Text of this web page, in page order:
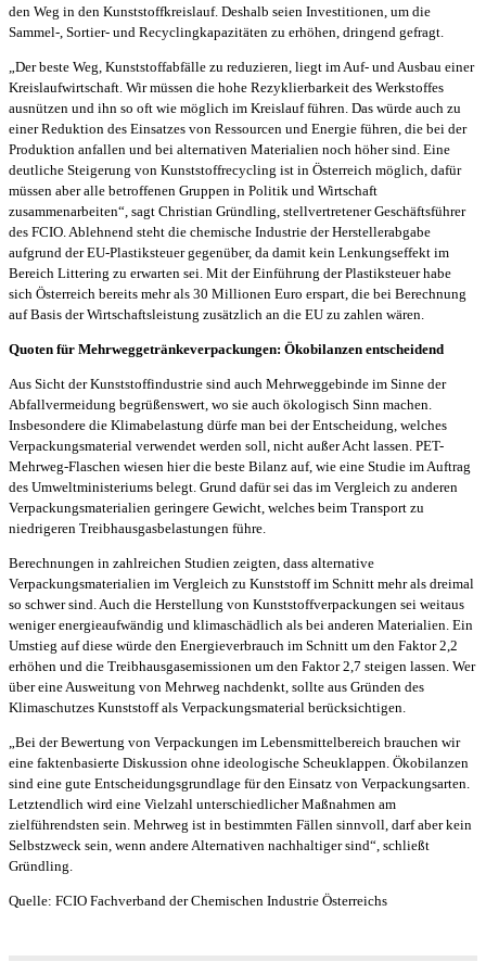
den Weg in den Kunststoffkreislauf. Deshalb seien Investitionen, um die
Sammel-, Sortier- und Recyclingkapazitäten zu erhöhen, dringend gefragt.
„Der beste Weg, Kunststoffabfälle zu reduzieren, liegt im Auf- und Ausbau einer
Kreislaufwirtschaft. Wir müssen die hohe Rezyklierbarkeit des Werkstoffes
ausnützen und ihn so oft wie möglich im Kreislauf führen. Das würde auch zu
einer Reduktion des Einsatzes von Ressourcen und Energie führen, die bei der
Produktion anfallen und bei alternativen Materialien noch höher sind. Eine
deutliche Steigerung von Kunststoffrecycling ist in Österreich möglich, dafür
müssen aber alle betroffenen Gruppen in Politik und Wirtschaft
zusammenarbeiten“, sagt Christian Gründling, stellvertretener Geschäftsführer
des FCIO. Ablehnend steht die chemische Industrie der Herstellerabgabe
aufgrund der EU-Plastiksteuer gegenüber, da damit kein Lenkungseffekt im
Bereich Littering zu erwarten sei. Mit der Einführung der Plastiksteuer habe
sich Österreich bereits mehr als 30 Millionen Euro erspart, die bei Berechnung
auf Basis der Wirtschaftsleistung zusätzlich an die EU zu zahlen wären.
Quoten für Mehrweggetränkeverpackungen: Ökobilanzen entscheidend
Aus Sicht der Kunststoffindustrie sind auch Mehrweggebinde im Sinne der
Abfallvermeidung begrüßenswert, wo sie auch ökologisch Sinn machen.
Insbesondere die Klimabelastung dürfe man bei der Entscheidung, welches
Verpackungsmaterial verwendet werden soll, nicht außer Acht lassen. PET-
Mehrweg-Flaschen wiesen hier die beste Bilanz auf, wie eine Studie im Auftrag
des Umweltministeriums belegt. Grund dafür sei das im Vergleich zu anderen
Verpackungsmaterialien geringere Gewicht, welches beim Transport zu
niedrigeren Treibhausgasbelastungen führe.
Berechnungen in zahlreichen Studien zeigten, dass alternative
Verpackungsmaterialien im Vergleich zu Kunststoff im Schnitt mehr als dreimal
so schwer sind. Auch die Herstellung von Kunststoffverpackungen sei weitaus
weniger energieaufwändig und klimaschädlich als bei anderen Materialien. Ein
Umstieg auf diese würde den Energieverbrauch im Schnitt um den Faktor 2,2
erhöhen und die Treibhausgasemissionen um den Faktor 2,7 steigen lassen. Wer
über eine Ausweitung von Mehrweg nachdenkt, sollte aus Gründen des
Klimaschutzes Kunststoff als Verpackungsmaterial berücksichtigen.
„Bei der Bewertung von Verpackungen im Lebensmittelbereich brauchen wir
eine faktenbasierte Diskussion ohne ideologische Scheuklappen. Ökobilanzen
sind eine gute Entscheidungsgrundlage für den Einsatz von Verpackungsarten.
Letztendlich wird eine Vielzahl unterschiedlicher Maßnahmen am
zielführendsten sein. Mehrweg ist in bestimmten Fällen sinnvoll, darf aber kein
Selbstzweck sein, wenn andere Alternativen nachhaltiger sind“, schließt
Gründling.
Quelle: FCIO Fachverband der Chemischen Industrie Österreichs